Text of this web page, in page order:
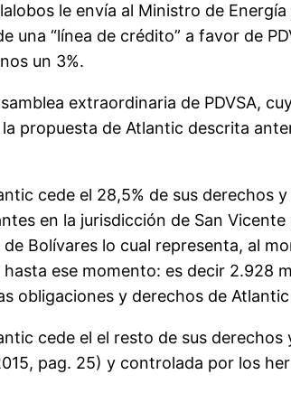
le envía al Ministro de
una “línea de crédito” a favor de
un 3%.
extraordinaria de PDVSA,
propuesta de Atlantic descrita
cede el 28,5% de sus derechos
en la jurisdicción de San
Bolívares lo cual representa, al
ese momento: es decir 2.928
obligaciones y derechos de
cede el el resto de sus
pag. 25) y controlada por los